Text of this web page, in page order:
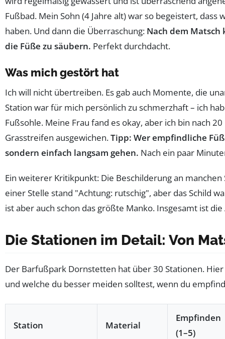
Fußbad. Mein Sohn (4 Jahre alt) war so begeistert,
haben. Und dann die Überraschung: Nach dem
die Füße zu säubern. Perfekt durchdacht.
Was mich gestört hat
Ich will nicht übertreiben. Es gab auch Momente, die
Station war für mich persönlich zu schmerzhaft – ich
Fußsohle. Meine Frau fand es okay, aber ich bin nach
Grasstreifen ausgewichen.Tipp: Wer empfindliche
sondern einfach langsam gehen. Nach ein paar
Ein weiterer Kritikpunkt: Die Beschilderung an
einer Stelle stand "Achtung: rutschig", aber das Schild
ist aber auch schon das größte Manko. Insgesamt ist
Die Stationen im Detail: Von
Der Barfußpark Dornstetten hat über 30 Stationen.
und welche du besser meiden solltest, wenn du
Station Material
Empfinden
(1–5)